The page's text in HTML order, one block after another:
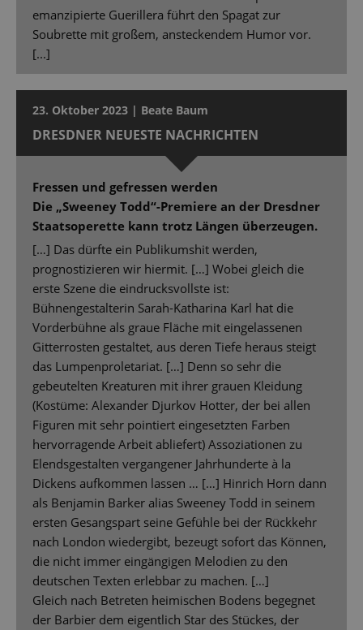
emanzipierte Guerillera führt den Spagat zur
Soubrette mit großem, ansteckendem Humor vor.
[...]
23. Oktober 2023 | Beate Baum
DRESDNER NEUESTE NACHRICHTEN
Fressen und gefressen werden
Die „Sweeney Todd“-Premiere an der Dresdner
Staatsoperette kann trotz Längen überzeugen.
[…] Das dürfte ein Publikumshit werden,
prognostizieren wir hiermit. […] Wobei gleich die
erste Szene die eindrucksvollste ist:
Bühnengestalterin Sarah-Katharina Karl hat die
Vorderbühne als graue Fläche mit eingelassenen
Gitterrosten gestaltet, aus deren Tiefe heraus steigt
das Lumpenproletariat. […] Denn so sehr die
gebeutelten Kreaturen mit ihrer grauen Kleidung
(Kostüme: Alexander Djurkov Hotter, der bei allen
Figuren mit sehr pointiert eingesetzten Farben
hervorragende Arbeit abliefert) Assoziationen zu
Elendsgestalten vergangener Jahrhunderte à la
Dickens aufkommen lassen … […] Hinrich Horn dann
als Benjamin Barker alias Sweeney Todd in seinem
ersten Gesangspart seine Gefühle bei der Rückkehr
nach London wiedergibt, bezeugt sofort das Können,
die nicht immer eingängigen Melodien zu den
deutschen Texten erlebbar zu machen. […]
Gleich nach Betreten heimischen Bodens begegnet
der Barbier dem eigentlich Star des Stückes, der